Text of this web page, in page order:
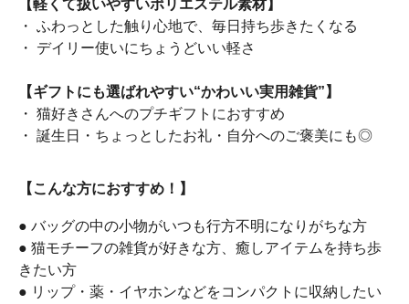
【軽くて扱いやすいポリエステル素材】
・ ふわっとした触り心地で、毎日持ち歩きたくなる
・ デイリー使いにちょうどいい軽さ
【ギフトにも選ばれやすい“かわいい実用雑貨”】
・ 猫好きさんへのプチギフトにおすすめ
・ 誕生日・ちょっとしたお礼・自分へのご褒美にも◎
【こんな方におすすめ！】
● バッグの中の小物がいつも行方不明になりがちな方
● 猫モチーフの雑貨が好きな方、癒しアイテムを持ち歩
きたい方
● リップ・薬・イヤホンなどをコンパクトに収納したい